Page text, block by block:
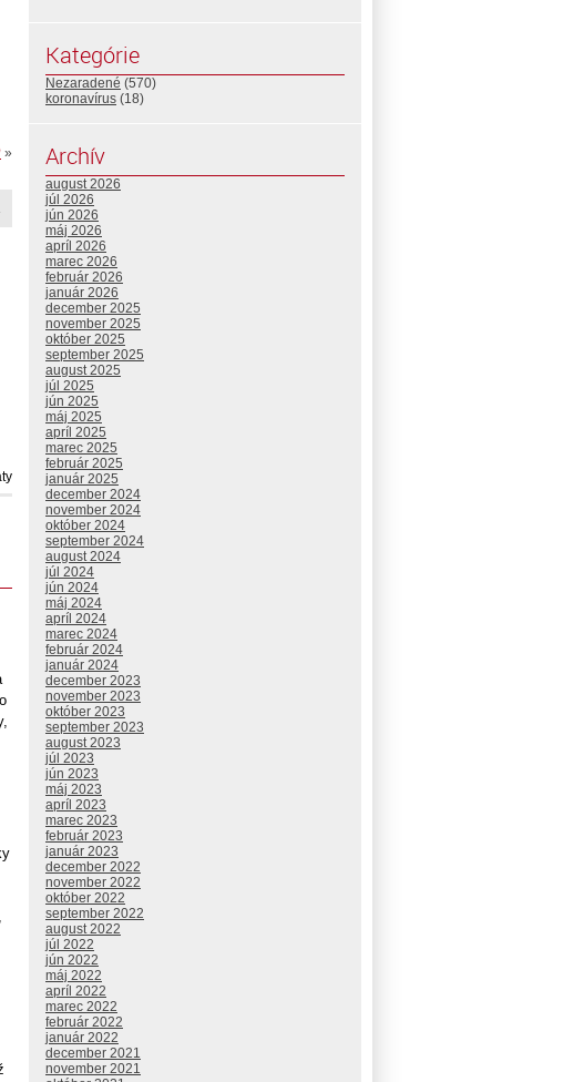
»
Kategórie
Nezaradené (570)
koronavírus (18)
Archív
august 2026
júl 2026
jún 2026
máj 2026
apríl 2026
marec 2026
február 2026
január 2026
december 2025
november 2025
október 2025
september 2025
august 2025
júl 2025
jún 2025
máj 2025
apríl 2025
marec 2025
február 2025
január 2025
december 2024
november 2024
október 2024
september 2024
august 2024
júl 2024
jún 2024
máj 2024
apríl 2024
marec 2024
február 2024
január 2024
december 2023
november 2023
október 2023
september 2023
august 2023
júl 2023
jún 2023
máj 2023
apríl 2023
marec 2023
február 2023
január 2023
december 2022
november 2022
október 2022
september 2022
august 2022
júl 2022
jún 2022
máj 2022
apríl 2022
marec 2022
február 2022
január 2022
december 2021
november 2021